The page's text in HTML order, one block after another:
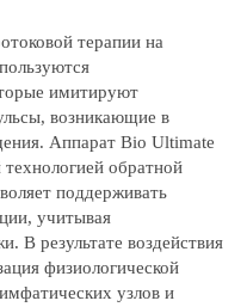
терапии на
имитируют
возникающие в
Аппарат Bio Ultimate
обратной
поддерживать
учитывая
В результате воздействия
физиологической
узлов и